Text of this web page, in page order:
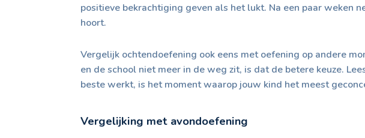
positieve bekrachtiging geven als het lukt. Na een paar
hoort.
Vergelijk ochtendoefening ook eens met oefening op andere
en de school niet meer in de weg zit, is dat de betere keuze.
beste werkt, is het moment waarop jouw kind het meest
Vergelijking met avondoefening